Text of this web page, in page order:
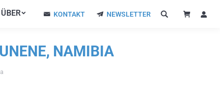
ÜBER KONTAKT NEWSLETTER
NAMIBIA
ÜBER KONTAKT NEWSLETTER